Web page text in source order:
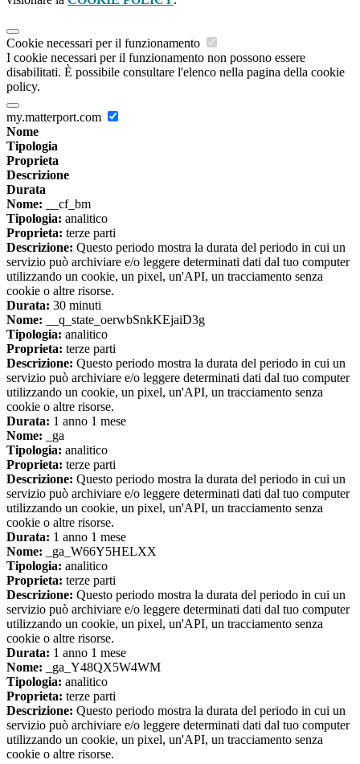
Cookie necessari per il funzionamento
I cookie necessari per il funzionamento non possono essere
disabilitati. È possibile consultare l'elenco nella pagina della cookie
policy.
my.matterport.com
Nome
Tipologia
Proprieta
Descrizione
Durata
Nome: __cf_bm
Tipologia: analitico
Proprieta: terze parti
Descrizione: Questo periodo mostra la durata del periodo in cui un
servizio può archiviare e/o leggere determinati dati dal tuo computer
utilizzando un cookie, un pixel, un'API, un tracciamento senza
cookie o altre risorse.
Durata: 30 minuti
Nome: __q_state_oerwbSnkKEjaiD3g
Tipologia: analitico
Proprieta: terze parti
Descrizione: Questo periodo mostra la durata del periodo in cui un
servizio può archiviare e/o leggere determinati dati dal tuo computer
utilizzando un cookie, un pixel, un'API, un tracciamento senza
cookie o altre risorse.
Durata: 1 anno 1 mese
Nome: _ga
Tipologia: analitico
Proprieta: terze parti
Descrizione: Questo periodo mostra la durata del periodo in cui un
servizio può archiviare e/o leggere determinati dati dal tuo computer
utilizzando un cookie, un pixel, un'API, un tracciamento senza
cookie o altre risorse.
Durata: 1 anno 1 mese
Nome: _ga_W66Y5HELXX
Tipologia: analitico
Proprieta: terze parti
Descrizione: Questo periodo mostra la durata del periodo in cui un
servizio può archiviare e/o leggere determinati dati dal tuo computer
utilizzando un cookie, un pixel, un'API, un tracciamento senza
cookie o altre risorse.
Durata: 1 anno 1 mese
Nome: _ga_Y48QX5W4WM
Tipologia: analitico
Proprieta: terze parti
Descrizione: Questo periodo mostra la durata del periodo in cui un
servizio può archiviare e/o leggere determinati dati dal tuo computer
utilizzando un cookie, un pixel, un'API, un tracciamento senza
cookie o altre risorse.